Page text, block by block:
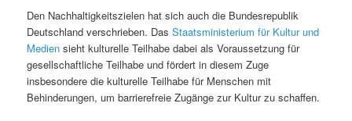
Den Nachhaltigkeitszielen hat sich auch die Bundesrepublik
Deutschland verschrieben. DasStaatsministerium für Kultur und
Medien sieht kulturelle Teilhabe dabei als Voraussetzung für
gesellschaftliche Teilhabe und fördert in diesem Zuge
insbesondere die kulturelle Teilhabe für Menschen mit
Behinderungen, um barrierefreie Zugänge zur Kultur zu schaffen.